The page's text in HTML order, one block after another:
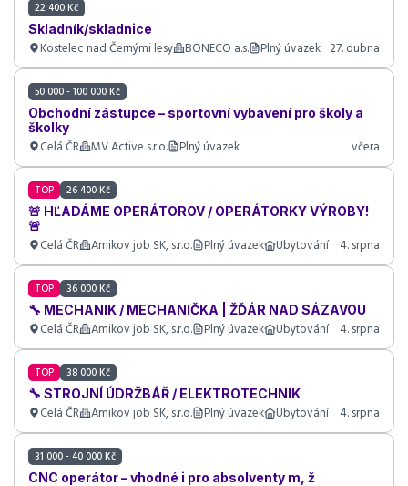
22 400 Kč
Skladník/skladnice
Kostelec nad Černými lesy BONECO a.s. Plný úvazek 27. dubna
50 000 - 100 000 Kč
Obchodní zástupce – sportovní vybavení pro školy a
školky
Celá ČR MV Active s.r.o. Plný úvazek včera
TOP 26 400 Kč
🚨 HĽADÁME OPERÁTOROV / OPERÁTORKY VÝROBY!
🚨
Celá ČR Amikov job SK, s.r.o. Plný úvazek Ubytování 4. srpna
TOP 36 000 Kč
🔧 MECHANIK / MECHANIČKA | ŽĎÁR NAD SÁZAVOU
Celá ČR Amikov job SK, s.r.o. Plný úvazek Ubytování 4. srpna
TOP 38 000 Kč
🔧 STROJNÍ ÚDRŽBÁŘ / ELEKTROTECHNIK
Celá ČR Amikov job SK, s.r.o. Plný úvazek Ubytování 4. srpna
31 000 - 40 000 Kč
CNC operátor – vhodné i pro absolventy m, ž